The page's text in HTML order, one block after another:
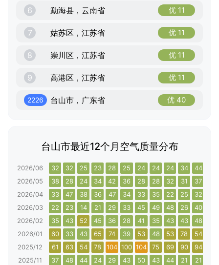
6 勐海县，云南省 优 11
7 姑苏区，江苏省 优 11
8 崇川区，江苏省 优 11
9 高港区，江苏省 优 11
2226 台山市，广东省 优 40
台山市最近12个月空气质量分布
2026/06 32 32 25 23 28 25 24 24 24 34 44
2026/05
38 28 24 34 42 36 28 28 32 31 37
2026/04
33 47 38 36 47 34 33 35 22 25 32
2026/03
22 23 14 21 29 33 45 49 48 26 40
2026/02
35 43 52 45 36 28 41 35 43 43 48
2026/01
60 33 43 65 74 39 53 48 53 78 54
2025/12
61 63 54 78 104 100 104 75 69 90 94
2025/11
37 48 44 24 29 43 50 43 44 21 21